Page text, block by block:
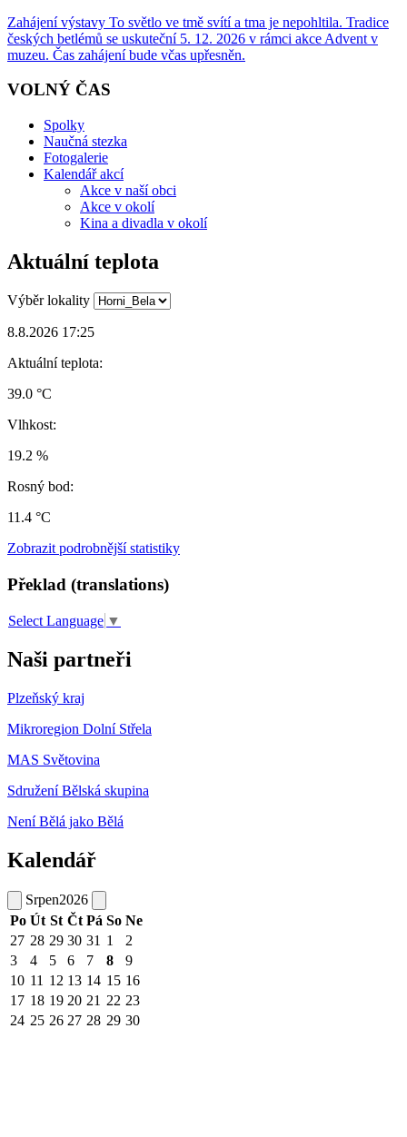
Zahájení výstavy To světlo ve tmě svítí a tma je nepohltila. Tradice
českých betlémů se uskuteční 5. 12. 2026 v rámci akce Advent v
muzeu. Čas zahájení bude včas upřesněn.
VOLNÝ ČAS
Spolky
Naučná stezka
Fotogalerie
Kalendář akcí
Akce v naší obci
Akce v okolí
Kina a divadla v okolí
Aktuální teplota
Výběr lokality
8.8.2026 17:25
Aktuální teplota:
39.0 °C
Vlhkost:
19.2 %
Rosný bod:
11.4 °C
Zobrazit podrobnější statistiky
Překlad (translations)
Select Language ▼
Naši partneři
Plzeňský kraj
Mikroregion Dolní Střela
MAS Světovina
Sdružení Bělská skupina
Není Bělá jako Bělá
Kalendář
Srpen2026
Po Út St Čt Pá So Ne
27 28 29 30 31 1
2
3
4 5 6 7 8
9
10 11 12 13 14 15 16
17 18 19 20 21 22 23
24 25 26 27 28 29 30